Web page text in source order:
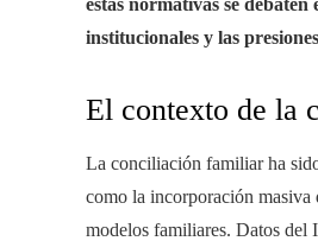
institucionales y las
El contexto de la
La conciliación familiar ha
como la incorporación
modelos familiares. Datos del